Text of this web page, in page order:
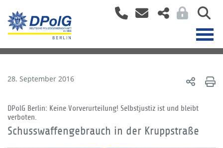
28. September 2016
DPolG Berlin: Keine Vorverurteilung! Selbstjustiz ist und bleibt
verboten.
Schusswaffengebrauch in der Kruppstraße